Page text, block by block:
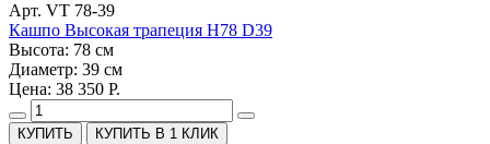
Арт. VT 78-39
Кашпо Высокая трапеция H78 D39
Высота: 78 см
Диаметр: 39 см
Цена: 38 350 Р.
КУПИТЬ В 1 КЛИК